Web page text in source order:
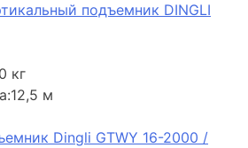
подъемник DINGLI
кг
12,5 м
Dingli GTWY 16-2000 /